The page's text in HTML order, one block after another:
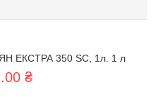
ЕКСТРА 350 SC, 1л. 1 л
₴